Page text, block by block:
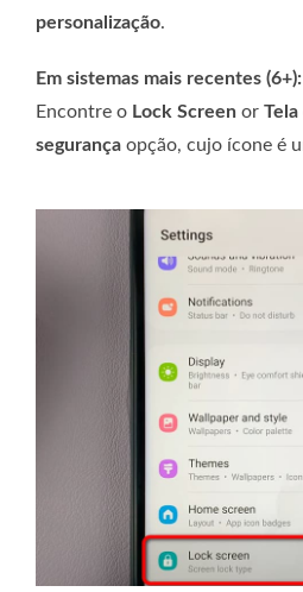
personalização.
Em sistemas mais recentes (6+):
Encontre o Lock Screen or
segurança opção, cujo ícone é